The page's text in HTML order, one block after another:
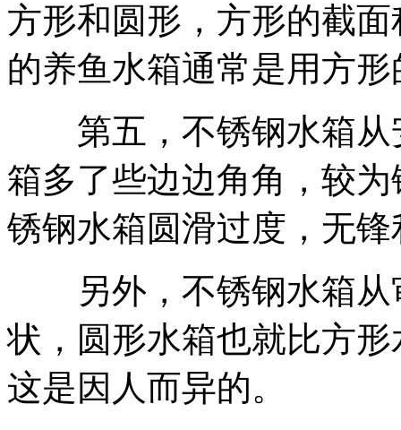
方形和圆形，方形的截
的养鱼水箱通常是用方
第五，不锈钢水箱从
箱多了些边边角角，较
锈钢水箱圆滑过度，无
另外，不锈钢水箱从
状，圆形水箱也就比方
这是因人而异的。